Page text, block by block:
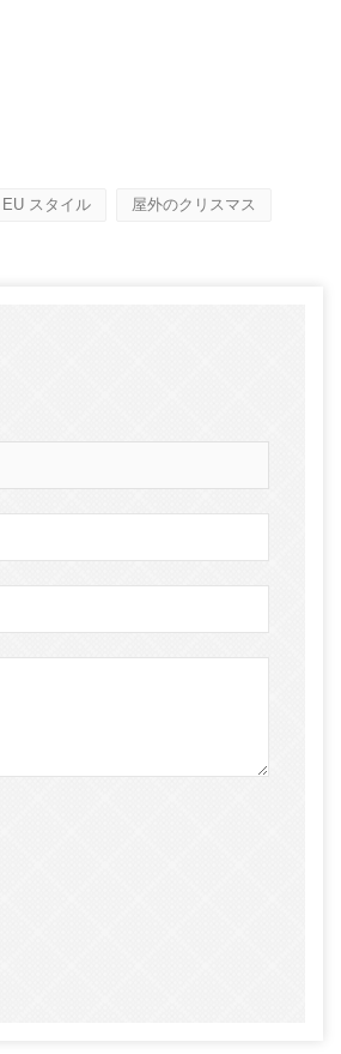
EU スタイル 屋外のクリスマス